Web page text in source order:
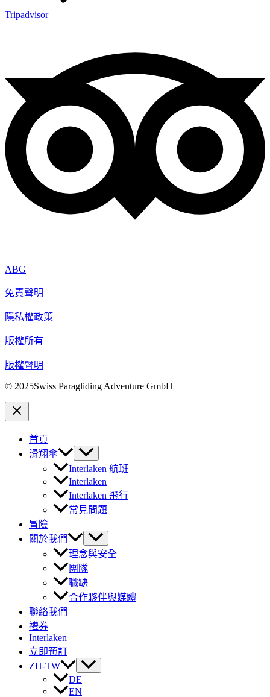
Tripadvisor
ABG
免責聲明
隱私權政策
版權所有
版權聲明
© 2025Swiss Paragliding Adventure GmbH
首頁
滑翔傘
Interlaken 航班
Interlaken
Interlaken 飛行
常見問題
冒險
關於我們
理念與安全
團隊
職缺
合作夥伴與媒體
聯絡我們
禮券
Interlaken
立即預訂
ZH-TW
DE
EN